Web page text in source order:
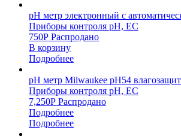
pH метр электронный с
Приборы контроля pH, EC
750Р Распродано
В корзину
Подробнее
pH метр Milwaukee pH54
Приборы контроля pH, EC
7,250Р Распродано
Подробнее
Подробнее